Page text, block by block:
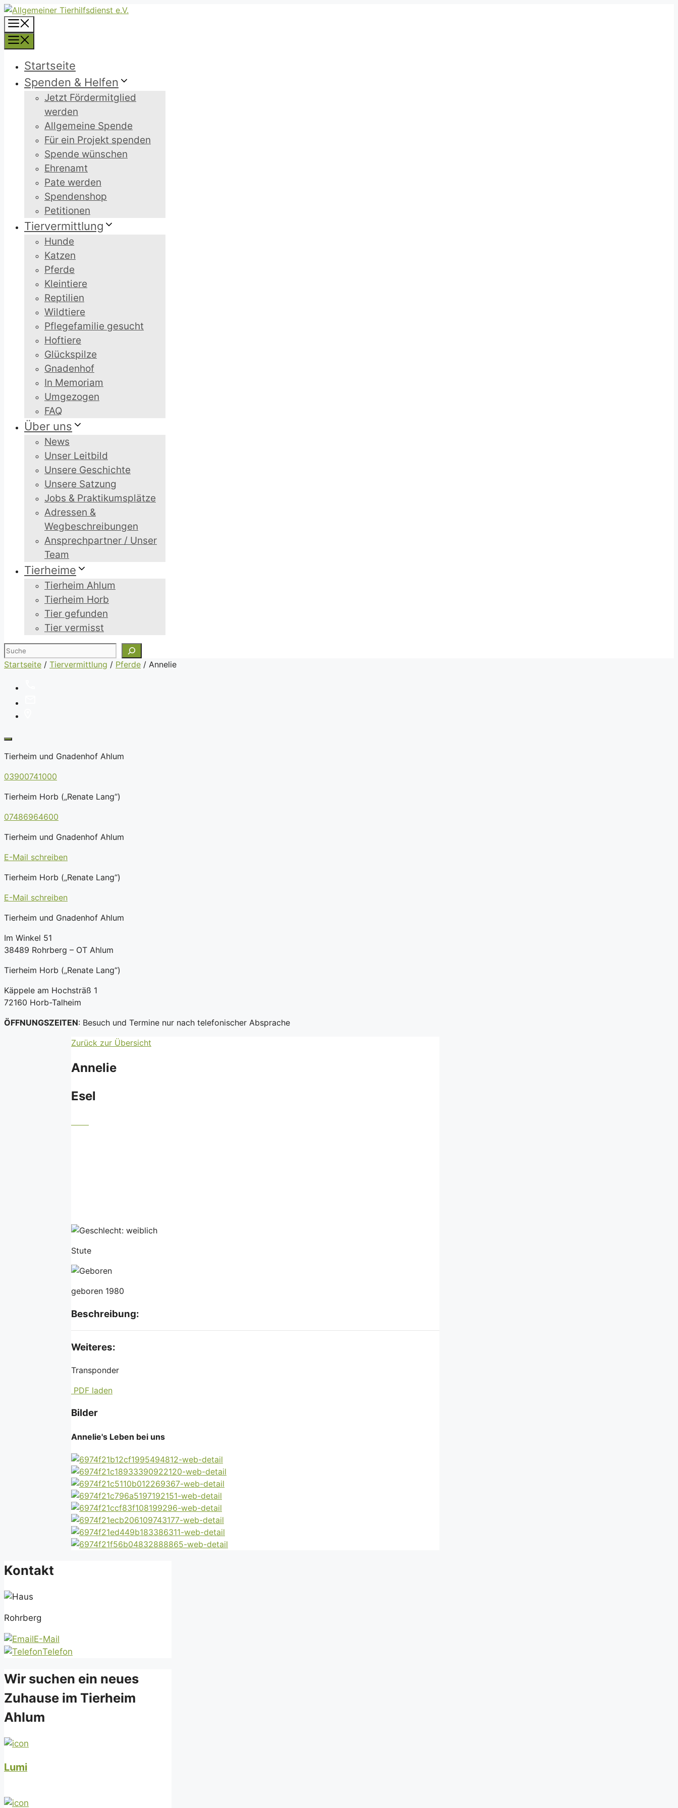
Zum
Inhalt
springen
Startseite
Spenden & Helfen
Jetzt Fördermitglied
werden
Allgemeine Spende
Für ein Projekt spenden
Spende wünschen
Ehrenamt
Pate werden
Spendenshop
Petitionen
Tiervermittlung
Hunde
Katzen
Pferde
Kleintiere
Reptilien
Wildtiere
Pflegefamilie gesucht
Hoftiere
Glückspilze
Gnadenhof
In Memoriam
Umgezogen
FAQ
Über uns
News
Unser Leitbild
Unsere Geschichte
Unsere Satzung
Jobs & Praktikumsplätze
Adressen &
Wegbeschreibungen
Ansprechpartner / Unser
Team
Tierheime
Tierheim Ahlum
Tierheim Horb
Tier gefunden
Tier vermisst
Suchen
Startseite / Tiervermittlung / Pferde / Annelie
Tierheim und Gnadenhof Ahlum
03900741000
Tierheim Horb („Renate Lang“)
07486964600
Tierheim und Gnadenhof Ahlum
E-Mail schreiben
Tierheim Horb („Renate Lang“)
E-Mail schreiben
Tierheim und Gnadenhof Ahlum
Im Winkel 51
38489 Rohrberg – OT Ahlum
Tierheim Horb („Renate Lang“)
Käppele am Hochsträß 1
72160 Horb-Talheim
ÖFFNUNGSZEITEN: Besuch und Termine nur nach telefonischer Absprache
Zurück zur Übersicht
Annelie
Esel
Stute
geboren 1980
Beschreibung:
Weiteres:
Transponder
PDF laden
Bilder
Annelie's Leben bei uns
Kontakt
Rohrberg
E-Mail
Telefon
Wir suchen ein neues
Zuhause im Tierheim
Ahlum
Lumi